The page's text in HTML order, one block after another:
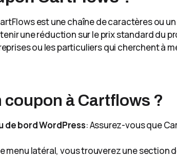
est une chaîne de caractères ou
une réduction sur le prix standard du
ou les particuliers qui cherchent à
à Cartflows ?
de bord WordPress: Assurez-vous que
menu latéral, vous trouverez une section